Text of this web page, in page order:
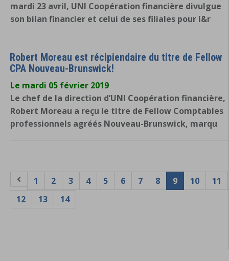
mardi 23 avril, UNI Coopération financière divulgue
son bilan financier et celui de ses filiales pour l&r
Robert Moreau est récipiendaire du titre de Fellow
CPA Nouveau-Brunswick!
Le mardi 05 février 2019
Le chef de la direction d’UNI Coopération financière,
Robert Moreau a reçu le titre de Fellow Comptables
professionnels agréés Nouveau-Brunswick, marqu
1 2 3 4 5 6 7 8 9 10
11
12
13 14